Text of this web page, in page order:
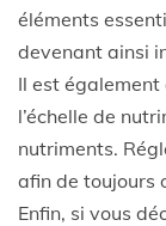
éléments
devenant ainsi
Il est également
l’échelle de
nutriments.
afin de toujours
Enfin, si vous